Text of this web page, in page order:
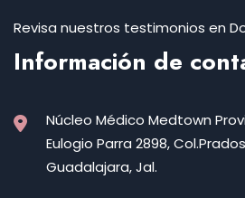
Revisa nuestros testimonios en
Información de
Núcleo Médico Medtown
Eulogio Parra 2898,
Guadalajara, Jal.